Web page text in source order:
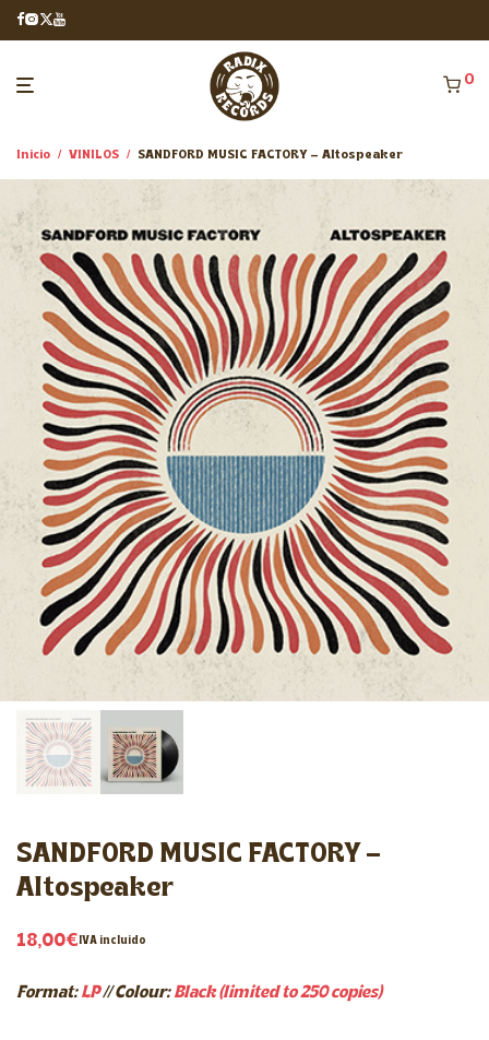
0
Inicio / VINILOS / SANDFORD MUSIC FACTORY – Altospeaker
SANDFORD MUSIC FACTORY –
Altospeaker
18,00€IVA incluido
Format:LP// Colour:Black (limited to 250 copies)